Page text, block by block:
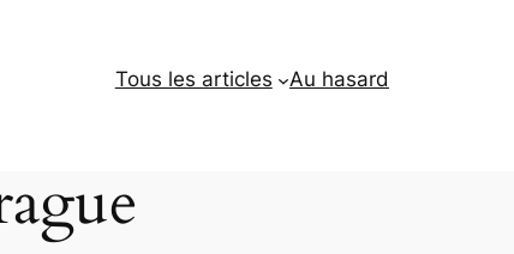
Tous les articles Au hasard